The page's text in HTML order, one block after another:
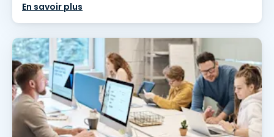
En savoir plus